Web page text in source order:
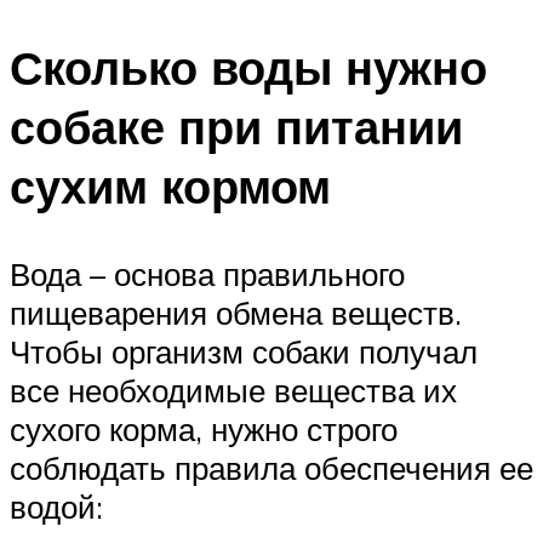
Сколько воды нужно
собаке при питании
сухим кормом
Вода – основа правильного
пищеварения обмена веществ.
Чтобы организм собаки получал
все необходимые вещества их
сухого корма, нужно строго
соблюдать правила обеспечения ее
водой: